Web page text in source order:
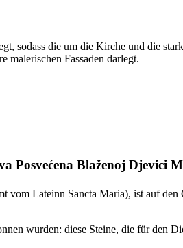
sodass die um die Kirche und die
malerischen Fassaden darlegt.
Posvećena Blaženoj Djevici
vom Lateinn Sancta Maria), ist auf den
wurden: diese Steine, die für den